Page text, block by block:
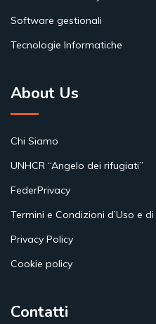
Software gestionali
Tecnologie Informatiche
About Us
Chi Siamo
UNHCR “Angelo dei rifugiati”
FederPrivacy
Termini e Condizioni d’Uso e
Privacy Policy
Cookie policy
Contatti